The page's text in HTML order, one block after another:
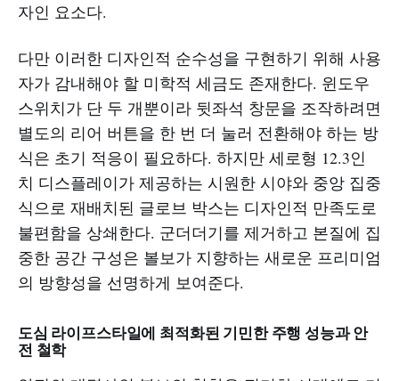
자인 요소다.
다만 이러한 디자인적 순수성을 구현하기 위해 사용
자가 감내해야 할 미학적 세금도 존재한다. 윈도우
스위치가 단 두 개뿐이라 뒷좌석 창문을 조작하려면
별도의 리어 버튼을 한 번 더 눌러 전환해야 하는 방
식은 초기 적응이 필요하다. 하지만 세로형 12.3인
치 디스플레이가 제공하는 시원한 시야와 중앙 집중
식으로 재배치된 글로브 박스는 디자인적 만족도로
불편함을 상쇄한다. 군더더기를 제거하고 본질에 집
중한 공간 구성은 볼보가 지향하는 새로운 프리미엄
의 방향성을 선명하게 보여준다.
도심 라이프스타일에 최적화된 기민한 주행 성능과 안
전 철학